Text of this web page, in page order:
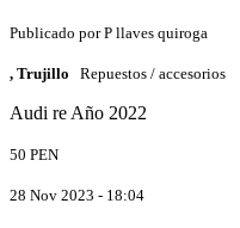
Publicado porP llaves quiroga
, Trujillo Repuestos / accesorios
Audi re Año 2022
50 PEN
28 Nov 2023 - 18:04